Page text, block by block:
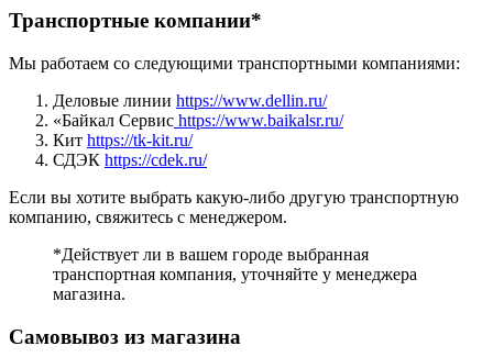
Транспортные компании*
Мы работаем со следующими транспортными компаниями:
Деловые линии https://www.dellin.ru/
«Байкал Сервис https://www.baikalsr.ru/
Кит https://tk-kit.ru/
СДЭК https://cdek.ru/
Если вы хотите выбрать какую-либо другую транспортную
компанию, свяжитесь с менеджером.
*Действует ли в вашем городе выбранная
транспортная компания, уточняйте у менеджера
магазина.
Самовывоз из магазина